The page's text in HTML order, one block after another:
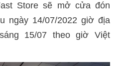
Store sẽ mở cửa đón
ngày 14/07/2022 giờ địa
15/07 theo giờ Việt